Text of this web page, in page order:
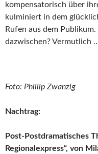
kompensatorisch über
kulminiert in dem
Rufen aus dem
dazwischen? Vermutlich
Foto: Phillip Zwanzig
Nachtrag:
Post-Postdramatisches
Regionalexpress“, von